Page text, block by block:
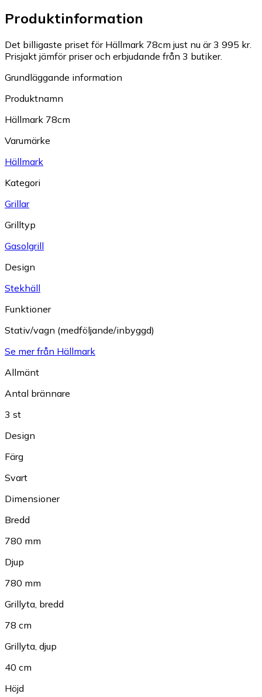
Produktinformation
Det billigaste priset för Hällmark 78cm just nu är 3 995 kr.
Prisjakt jämför priser och erbjudande från 3 butiker.
Grundläggande information
Produktnamn
Hällmark 78cm
Varumärke
Hällmark
Kategori
Grillar
Grilltyp
Gasolgrill
Design
Stekhäll
Funktioner
Stativ/vagn (medföljande/inbyggd)
Se mer från Hällmark
Allmänt
Antal brännare
3 st
Design
Färg
Svart
Dimensioner
Bredd
780 mm
Djup
780 mm
Grillyta, bredd
78 cm
Grillyta, djup
40 cm
Höjd